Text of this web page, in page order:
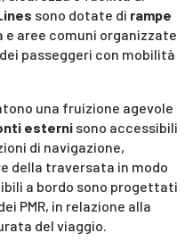
sono dotate di rampe
e aree comuni organizzate
passeggeri con mobilità
una fruizione agevole
esterni sono accessibili
di navigazione,
della traversata in modo
a bordo sono progettati
PMR, in relazione alla
del viaggio.